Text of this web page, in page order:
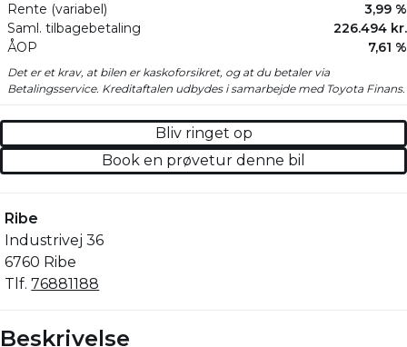
Rente (variabel)
3,99 %
Saml. tilbagebetaling
226.494 kr.
ÅOP
7,61 %
Det er et krav, at bilen er kaskoforsikret, og at du betaler via
Betalingsservice. Kreditaftalen udbydes i samarbejde med Toyota Finans.
Bliv ringet op
Book en prøvetur denne bil
Ribe
Industrivej 36
6760 Ribe
Tlf.76881188
Beskrivelse